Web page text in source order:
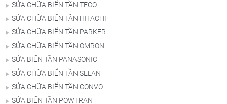
SỬA CHỮA BIẾN TẦN TECO
SỬA CHỮA BIẾN TẦN HITACHI
SỬA CHỮA BIẾN TẦN PARKER
SỬA CHỮA BIẾN TẦN OMRON
SỬA BIẾN TẦN PANASONIC
SỬA CHỮA BIẾN TẦN SELAN
SỬA CHỮA BIẾN TẦN CONVO
SỬA BIẾN TẦN POWTRAN